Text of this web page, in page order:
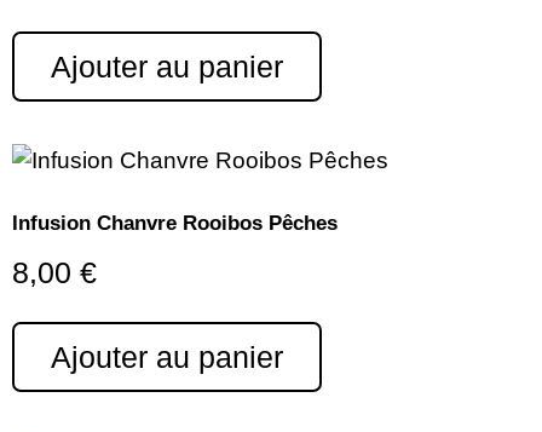
Ajouter au panier
Infusion Chanvre Rooibos Pêches
8,00 €
Ajouter au panier